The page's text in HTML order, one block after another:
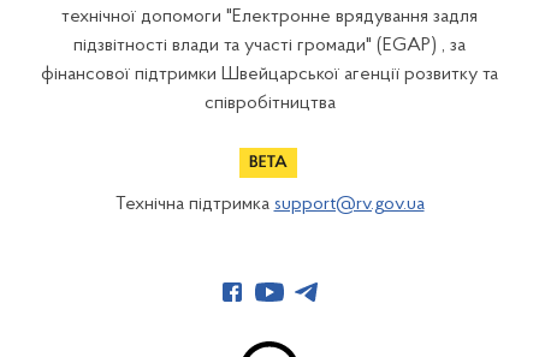
технічної допомоги "Електронне врядування задля
підзвітності влади та участі громади" (EGAP) , за
фінансової підтримки Швейцарської агенції розвитку та
співробітництва
Технічна підтримка support@rv.gov.ua